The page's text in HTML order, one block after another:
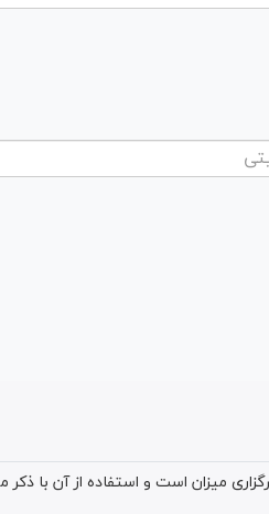
میزان است و استفاده از آن با ذکر